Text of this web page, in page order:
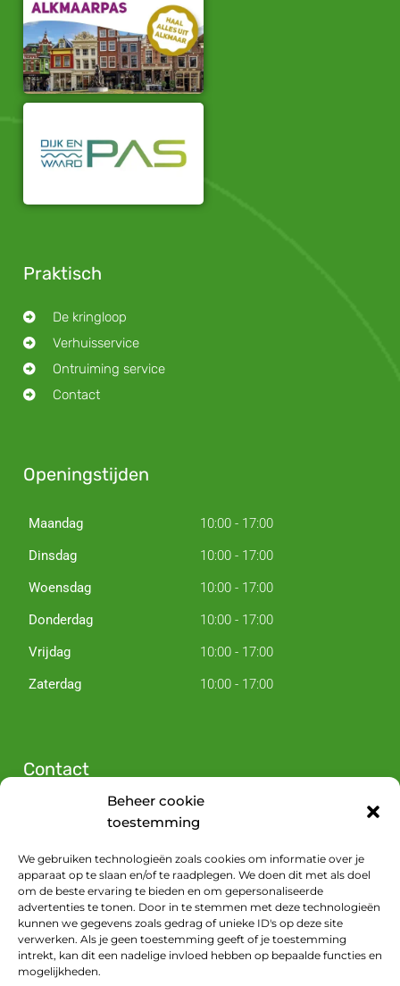
Beheer cookie
toestemming
We gebruiken technologieën zoals cookies om informatie over je
apparaat op te slaan en/of te raadplegen. We doen dit met als doel
om de beste ervaring te bieden en om gepersonaliseerde
advertenties te tonen. Door in te stemmen met deze technologieën
kunnen we gegevens zoals gedrag of unieke ID's op deze site
verwerken. Als je geen toestemming geeft of je toestemming
intrekt, kan dit een nadelige invloed hebben op bepaalde functies en
mogelijkheden.
Praktisch
De kringloop
Verhuisservice
Ontruiming service
Contact
Openingstijden
Maandag
10:00 - 17:00
Dinsdag
10:00 - 17:00
Woensdag
10:00 - 17:00
Donderdag
10:00 - 17:00
Vrijdag
10:00 - 17:00
Zaterdag
10:00 - 17:00
Contact
Plan je route
072 574 01 00
info@loodz15.nl
KVK 63145332
Volg ons op Facebook